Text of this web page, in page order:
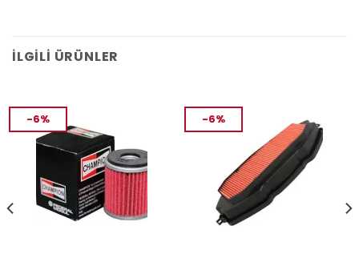
İLGILI ÜRÜNLER
-6% -6%